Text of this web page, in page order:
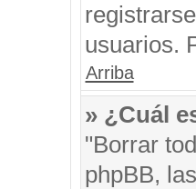
usuarios.
Arriba
» ¿Cuál
"Borrar
phpBB,